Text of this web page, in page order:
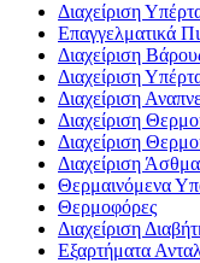
Διαχείριση
Επαγγελματικά
Διαχείριση
Διαχείριση
Διαχείριση
Διαχείριση
Διαχείριση
Διαχείριση
Θερμαινόμενα
Θερμοφόρες
Διαχείριση
Εξαρτήματα